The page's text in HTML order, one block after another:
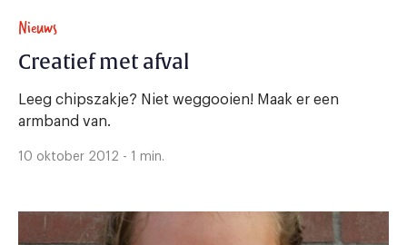
Nieuws
Creatief met afval
Leeg chipszakje? Niet weggooien! Maak er een
armband van.
10 oktober 2012 - 1 min.